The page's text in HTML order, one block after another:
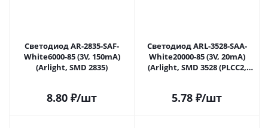
Светодиод AR-2835-SAF-
White6000-85 (3V, 150mA)
(Arlight, SMD 2835)
8.80 ₽/шт
Светодиод ARL-3528-SAA-
White20000-85 (3V, 20mA)
(Arlight, SMD 3528 (PLCC2,
5.78 ₽/шт